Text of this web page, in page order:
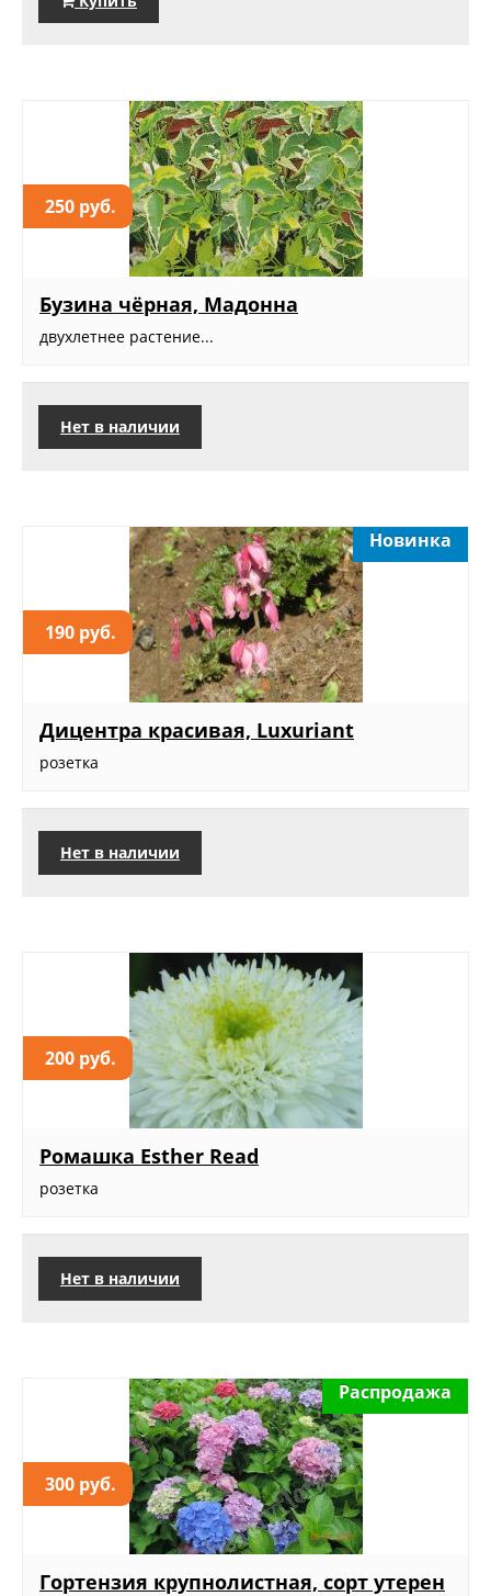
250 руб.
Бузина чёрная, Мадонна
двухлетнее растение...
Нет в наличии
190 руб.
Новинка
Дицентра красивая, Luxuriant
розетка
Нет в наличии
200 руб.
Ромашка Esther Read
розетка
Нет в наличии
300 руб.
Распродажа
Гортензия крупнолистная, сорт утерен